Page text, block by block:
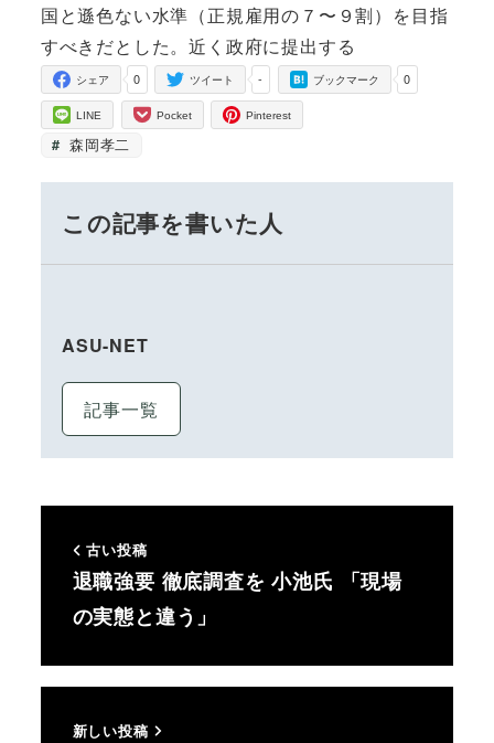
国と遜色ない水準（正規雇用の７〜９割）を目指
すべきだとした。近く政府に提出する
0
シェア -
ツイート 0
ブックマーク
LINE Pocket Pinterest
森岡孝二
この記事を書いた人
ASU-NET
記事一覧
古い投稿
退職強要 徹底調査を 小池氏 「現場
の実態と違う」
新しい投稿